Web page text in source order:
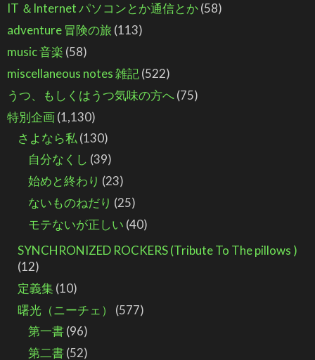
IT ＆Internet パソコンとか通信とか(58)
adventure 冒険の旅 (113)
music 音楽 (58)
miscellaneous notes 雑記(522)
うつ、もしくはうつ気味の方へ(75)
特別企画(1,130)
さよなら私 (130)
自分なくし (39)
始めと終わり (23)
ないものねだり (25)
モテないが正しい (40)
SYNCHRONIZED ROCKERS (Tribute To The pillows )
(12)
定義集(10)
曙光（ニーチェ）
(577)
第一書(96)
第二書(52)